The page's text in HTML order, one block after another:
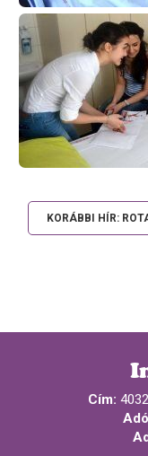
KORÁBBI HÍR:
Cím: